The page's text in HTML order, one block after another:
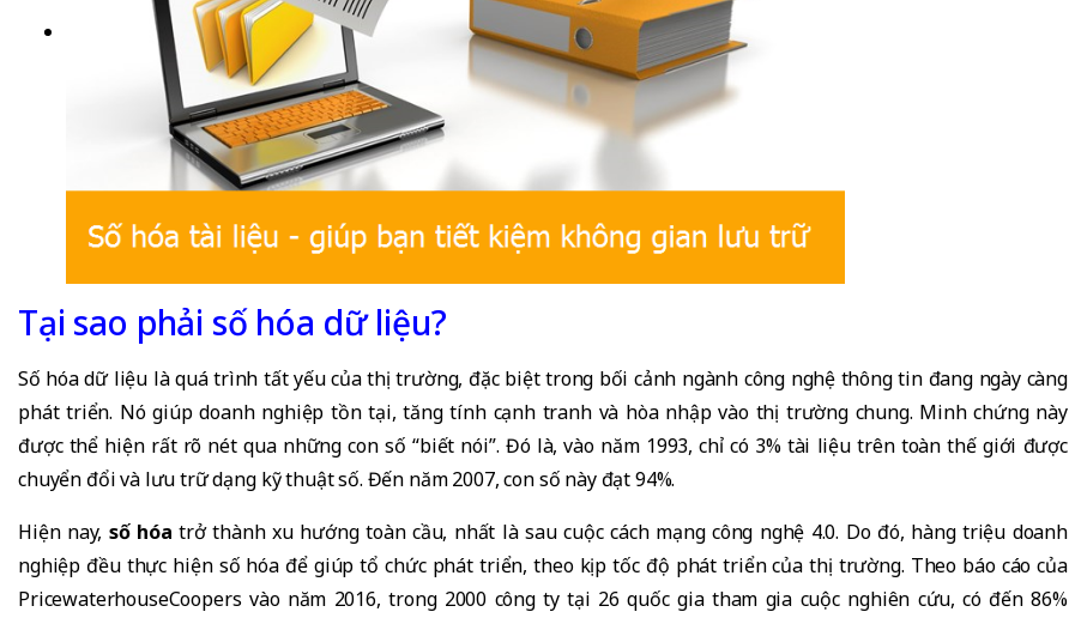
Tại sao phải số hóa dữ liệu?
Số hóa dữ liệu là quá trình tất yếu của thị trường, đặc biệt trong bối cảnh ngành công nghệ thông tin đang ngày càng
phát triển. Nó giúp doanh nghiệp tồn tại, tăng tính cạnh tranh và hòa nhập vào thị trường chung. Minh chứng này
được thể hiện rất rõ nét qua những con số “biết nói”. Đó là, vào năm 1993, chỉ có 3% tài liệu trên toàn thế giới được
chuyển đổi và lưu trữ dạng kỹ thuật số. Đến năm 2007, con số này đạt 94%.
Hiện nay, số hóa trở thành xu hướng toàn cầu, nhất là sau cuộc cách mạng công nghệ 4.0. Do đó, hàng triệu doanh
nghiệp đều thực hiện số hóa để giúp tổ chức phát triển, theo kịp tốc độ phát triển của thị trường. Theo báo cáo của
PricewaterhouseCoopers vào năm 2016, trong 2000 công ty tại 26 quốc gia tham gia cuộc nghiên cứu, có đến 86%